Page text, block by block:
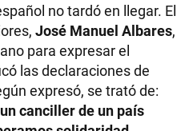
no tardó en llegar. El
José Manuel Albares,
para expresar el
las declaraciones de
expresó, se trató de:
canciller de un país